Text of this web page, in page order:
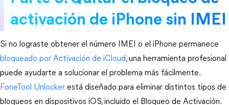
activación de iPhone sin IMEI
Si no lograste obtener el número IMEI o el iPhone permanece
bloqueado por Activación de iCloud, una herramienta profesional
puede ayudarte a solucionar el problema más fácilmente.
FoneTool Unlocker está diseñado para eliminar distintos tipos de
bloqueos en dispositivos iOS, incluido el Bloqueo de Activación.